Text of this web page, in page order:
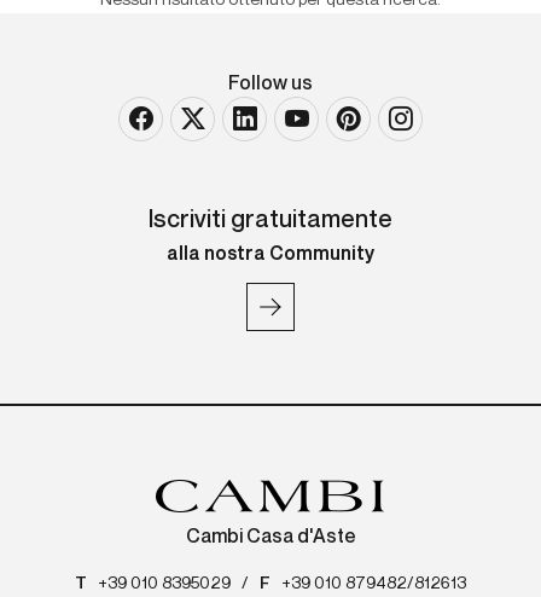
Follow us
Iscriviti gratuitamente
alla nostra Community
Cambi Casa d'Aste
T +39 010 8395029 / F
+39 010 879482/812613